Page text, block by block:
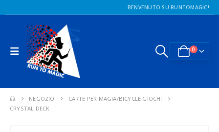
BENVENUTO SU RUNTOMAGIC!
0
NEGOZIO
CARTE PER MAGIA/BICYCLE GIOCHI
CRYSTAL DECK